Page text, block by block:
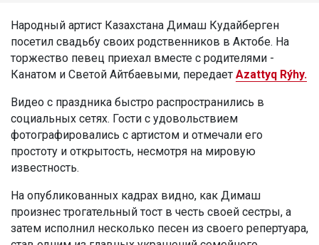
Народный артист Казахстана Димаш Кудайберген
посетил свадьбу своих родственников в Актобе. На
торжество певец приехал вместе с родителями -
Канатом и Светой Айтбаевыми, передает Azattyq Rýhy.
Видео с праздника быстро распространились в
социальных сетях. Гости с удовольствием
фотографировались с артистом и отмечали его
простоту и открытость, несмотря на мировую
известность.
На опубликованных кадрах видно, как Димаш
произнес трогательный тост в честь своей сестры, а
затем исполнил несколько песен из своего репертуара,